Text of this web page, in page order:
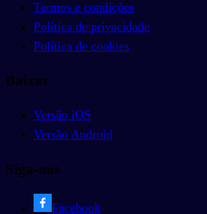
Termos e condições
Política de privacidade
Política de cookies
Baixar
Versão iOS
Versão Android
Siga-nos
Facebook